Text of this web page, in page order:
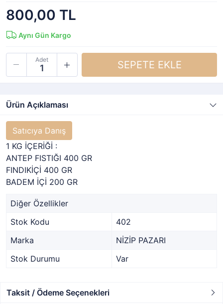
800,00 TL
Aynı Gün Kargo
Adet
Ürün Açıklaması
Satıcıya Danış
1 KG İÇERİĞİ :
ANTEP FISTIĞI 400 GR
FINDIKİÇİ 400 GR
BADEM İÇİ 200 GR
Diğer Özellikler
Stok Kodu
402
Marka
NİZİP PAZARI
Stok Durumu
Var
Taksit / Ödeme Seçenekleri